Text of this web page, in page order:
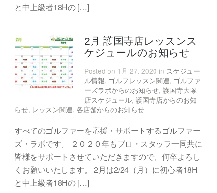
と中上級者18Hの […]
2月 護国寺店レッスンス
ケジュールのお知らせ
Posted on 1月 27, 2020 in スケジュー
ル情報, ゴルフレッスン関連, ゴルファ
ーズラボからのお知らせ, 護国寺大塚
店スケジュール, 護国寺店からのお知
らせ, レッスン関連, 各店舗からのお知らせ
すべてのゴルファーを応援・サポートするゴルファー
ズ・ラボです。 ２０２０年もプロ・スタッフ一同共に
皆様をサポートさせていただきますので、何卒よろし
くお願いいたします。 2月は2/24（月）に初心者18H
と中上級者18Hの […]